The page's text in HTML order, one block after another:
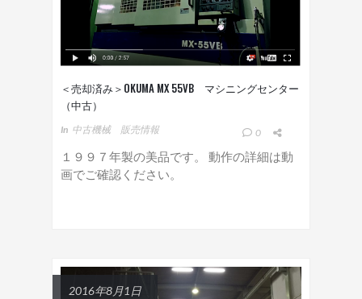
＜売却済み＞OKUMA MX 55VB マシニングセンター
（中古）
In 中古機械 販売情報 0
１９９７年製の美品です。 動作の詳細は動
画でご確認ください。
2016年8月1日